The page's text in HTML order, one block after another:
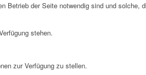
der Seite notwendig sind und
stehen.
zur Verfügung zu stellen.